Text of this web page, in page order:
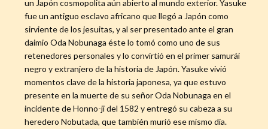
un Japón cosmopolita aún abierto al mundo exterior. Yasuke
fue un antiguo esclavo africano que llegó a Japón como
sirviente de los jesuitas, y al ser presentado ante el gran
daimio Oda Nobunaga éste lo tomó como uno de sus
retenedores personales y lo convirtió en el primer samurái
negro y extranjero de la historia de Japón. Yasuke vivió
momentos clave de la historia japonesa, ya que estuvo
presente en la muerte de su señor Oda Nobunaga en el
incidente de Honno-ji del 1582 y entregó su cabeza a su
heredero Nobutada, que también murió ese mismo día.